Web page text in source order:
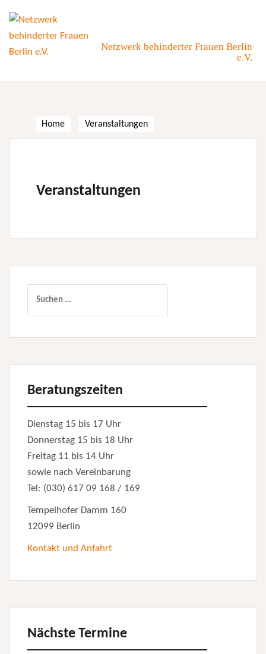
content
Netzwerk behinderter Frauen Berlin
e.V.
Home Veranstaltungen
Veranstaltungen
Beratungszeiten
Dienstag 15 bis 17 Uhr
Donnerstag 15 bis 18 Uhr
Freitag 11 bis 14 Uhr
sowie nach Vereinbarung
Tel: (030) 617 09 168 / 169
Tempelhofer Damm 160
12099 Berlin
Kontakt und Anfahrt
Nächste Termine